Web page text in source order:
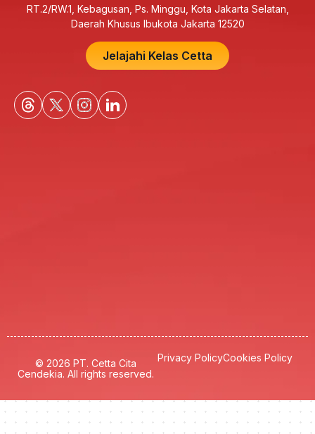
RT.2/RW.1, Kebagusan, Ps. Minggu, Kota Jakarta Selatan,
Daerah Khusus Ibukota Jakarta 12520
Jelajahi Kelas Cetta
© 2026 PT. Cetta Cita
Cendekia. All rights reserved.
Privacy PolicyCookies Policy